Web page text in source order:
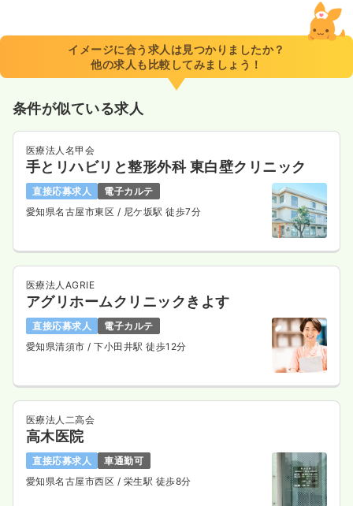
イメージに合う求人は見つかりましたか？
他の求人も比較してみましょう！
条件が似ている求人
医療法人名甲会
手とリハビリと整形外科 東白壁クリニック
直接応募求人
電子カルテ
愛知県名古屋市東区 / 尼ケ坂駅 徒歩7分
医療法人AGRIE
アグリホームクリニックきよす
直接応募求人
電子カルテ
愛知県清須市 / 下小田井駅 徒歩12分
医療法人二高会
高木医院
直接応募求人
車通勤可
愛知県名古屋市西区 / 栄生駅 徒歩8分